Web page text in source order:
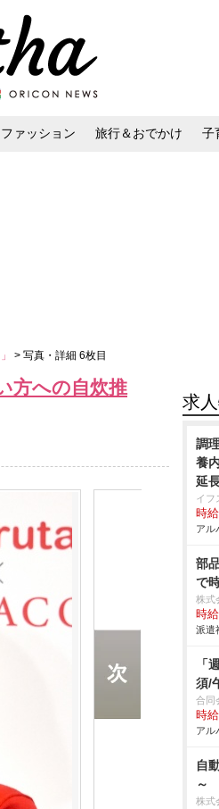
ファッション 旅行＆おでかけ 子
> 写真・詳細 6枚目
方への自炊推
求
調
養
延
イフ
時
アル
部
で
株式
時
派遣
「
須/
合同
時
アル
自
～
株式